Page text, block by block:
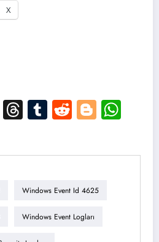
X
Pinterest
Threads
Tumblr
Reddit
Windows Event Id 4625
Windows Event Logları